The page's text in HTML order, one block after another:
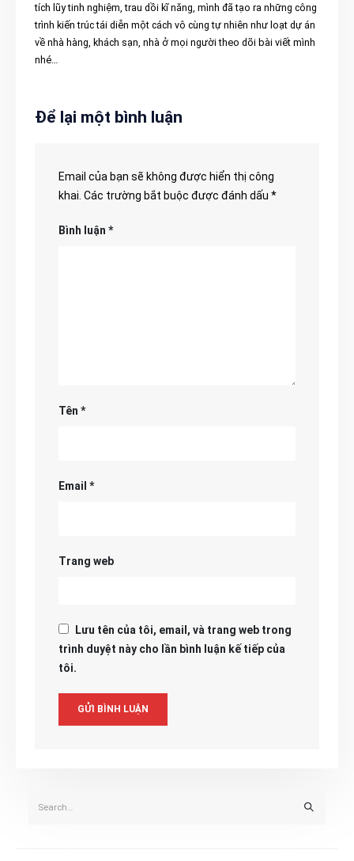
tích lũy tinh nghiệm, trau dồi kĩ năng, mình đã tạo ra những công
trình kiến trúc tái diễn một cách vô cùng tự nhiên như loạt dự án
về nhà hàng, khách sạn, nhà ở mọi người theo dõi bài viết mình
nhé…
Để lại một bình luận
Email của bạn sẽ không được hiển thị công
khai. Các trường bắt buộc được đánh dấu *
Bình luận *
Tên *
Email *
Trang web
Lưu tên của tôi, email, và trang web trong
trình duyệt này cho lần bình luận kế tiếp của
tôi.